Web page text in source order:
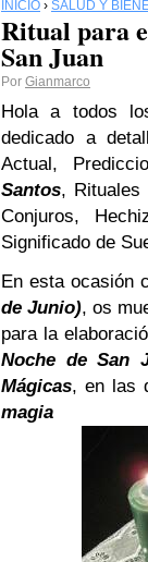
INICIO › SALUD Y
Ritual para
San Juan
Por Gianmarco
Hola a todos
dedicado a
Actual,
Santos, Rituales
Conjuros,
Significado de
En esta ocasión
de Junio), os
para la
Noche de San
Mágicas, en las
magia